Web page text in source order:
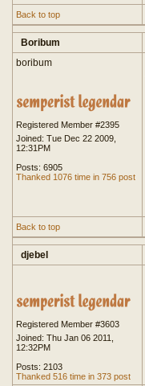
Back to top
Boribum
boribum
Registered Member #2395
Joined: Tue Dec 22 2009,
12:31PM
Posts: 6905
Thanked 1076 time in 756 post
Back to top
djebel
Registered Member #3603
Joined: Thu Jan 06 2011,
12:32PM
Posts: 2103
Thanked 516 time in 373 post